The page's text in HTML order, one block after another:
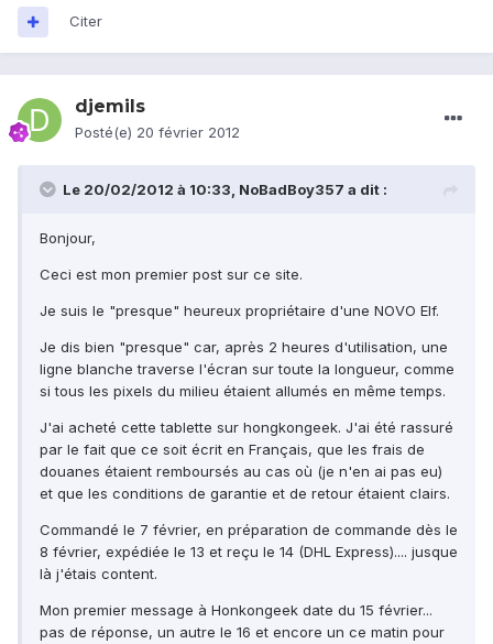
Citer
djemils
Posté(e) 20 février 2012
Le 20/02/2012 à 10:33, NoBadBoy357 a dit :
Bonjour,
Ceci est mon premier post sur ce site.
Je suis le "presque" heureux propriétaire d'une NOVO Elf.
Je dis bien "presque" car, après 2 heures d'utilisation, une
ligne blanche traverse l'écran sur toute la longueur, comme
si tous les pixels du milieu étaient allumés en même temps.
J'ai acheté cette tablette sur hongkongeek. J'ai été rassuré
par le fait que ce soit écrit en Français, que les frais de
douanes étaient remboursés au cas où (je n'en ai pas eu)
et que les conditions de garantie et de retour étaient clairs.
Commandé le 7 février, en préparation de commande dès le
8 février, expédiée le 13 et reçu le 14 (DHL Express).... jusque
là j'étais content.
Mon premier message à Honkongeek date du 15 février...
pas de réponse, un autre le 16 et encore un ce matin pour